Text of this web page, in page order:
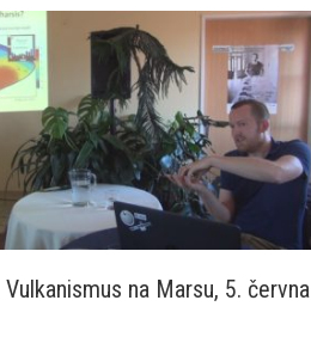
na Marsu, 5. června